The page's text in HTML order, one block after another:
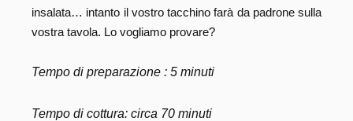
insalata… intanto il vostro tacchino farà da padrone sulla
vostra tavola. Lo vogliamo provare?
Tempo di preparazione : 5 minuti
Tempo di cottura: circa 70 minuti